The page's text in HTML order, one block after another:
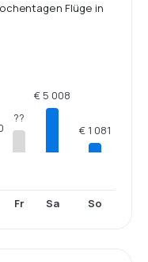
Flüge in
??
Fr
€ 5 008
Sa
€ 1 081
So